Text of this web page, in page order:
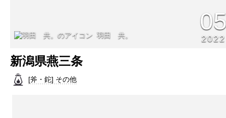
羽田 共。 2022
新潟県燕三条
[斧・鉈] その他